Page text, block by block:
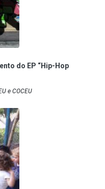
do EP “Hip-Hop
e COCEU